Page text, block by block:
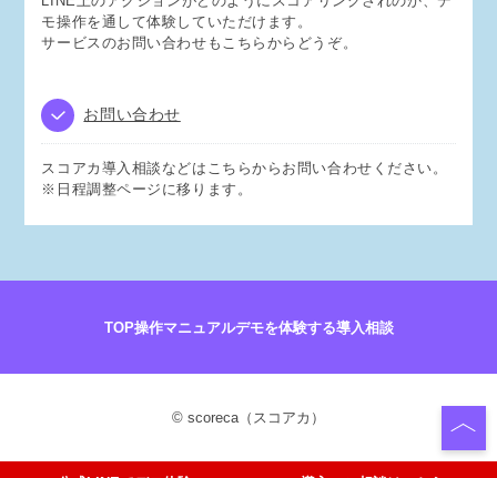
モ操作を通して体験していただけます。
サービスのお問い合わせもこちらからどうぞ。
お問い合わせ
スコアカ導入相談などはこちらからお問い合わせください。
※日程調整ページに移ります。
TOP操作マニュアルデモを体験する導入相談
© scoreca（スコアカ）